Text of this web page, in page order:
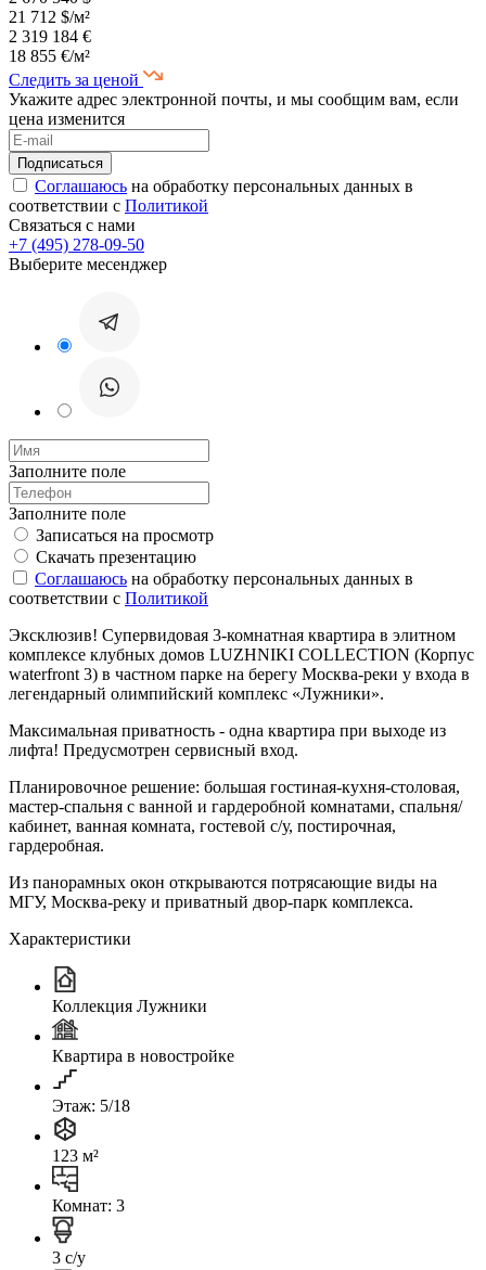
21 712 $/м²
2 319 184 €
18 855 €/м²
Следить за ценой
Укажите адрес электронной почты, и мы сообщим вам, если
цена изменится
Соглашаюсь на обработку персональных данных в
соответствии с Политикой
Связаться с нами
+7 (495) 278-09-50
Выберите месенджер
Заполните поле
Заполните поле
Записаться на просмотр
Скачать презентацию
Соглашаюсь на обработку персональных данных в
соответствии с Политикой
Эксклюзив! Супервидовая 3-комнатная квартира в элитном
комплексе клубных домов LUZHNIKI COLLECTION (Корпус
waterfront 3) в частном парке на берегу Москва-реки у входа в
легендарный олимпийский комплекс «Лужники».
Максимальная приватность - одна квартира при выходе из
лифта! Предусмотрен сервисный вход.
Планировочное решение: большая гостиная-кухня-столовая,
мастер-спальня с ванной и гардеробной комнатами, спальня/
кабинет, ванная комната, гостевой с/у, постирочная,
гардеробная.
Из панорамных окон открываются потрясающие виды на
МГУ, Москва-реку и приватный двор-парк комплекса.
Характеристики
Коллекция Лужники
Квартира в новостройке
Этаж: 5/18
123 м²
Комнат: 3
3 с/у